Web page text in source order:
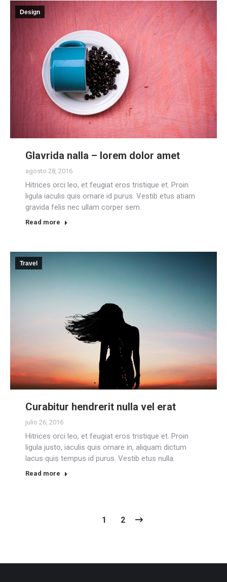
Design
Glavrida nalla – lorem dolor amet
agosto 28, 2016
Hitrices orci leo, et feugiat eros tristique et. Proin
ligula iaculis quis ornare id purus. Vestib etus atiam
gravida felis nec ullam corper sem.
Read more
Travel
Curabitur hendrerit nulla vel erat
julio 26, 2016
Hitrices orci leo, et feugiat eros tristique et. Proin
ligula justo, iaculis quis ornare in, aliquam dictum
lacus quis tempus id purus. Vestib etus nulla.
Read more
1 2